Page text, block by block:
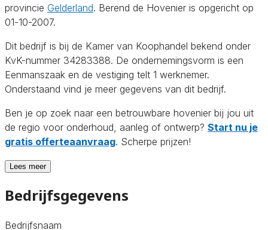
provincie Gelderland. Berend de Hovenier is opgericht op
01-10-2007.
Dit bedrijf is bij de Kamer van Koophandel bekend onder
KvK-nummer 34283388. De ondernemingsvorm is een
Eenmanszaak en de vestiging telt 1 werknemer.
Onderstaand vind je meer gegevens van dit bedrijf.
Ben je op zoek naar een betrouwbare hovenier bij jou uit
de regio voor onderhoud, aanleg of ontwerp? Start nu je
gratis offerteaanvraag. Scherpe prijzen!
Lees meer
Bedrijfsgegevens
Bedrijfsnaam